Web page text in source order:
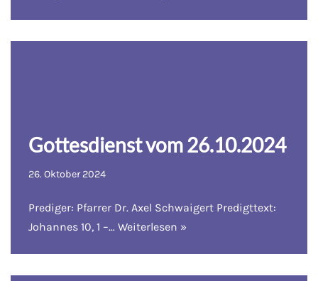
Gottesdienst vom 26.10.2024
26. Oktober 2024
Prediger: Pfarrer Dr. Axel Schwaigert Predigttext:
Johannes 10, 1 –… Weiterlesen »